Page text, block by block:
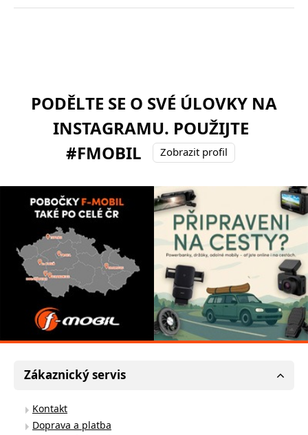
PODĚLTE SE O SVÉ ÚLOVKY NA
INSTAGRAMU. POUŽIJTE
#FMOBIL
Zobrazit profil
Zákaznický servis
Kontakt
Doprava a platba